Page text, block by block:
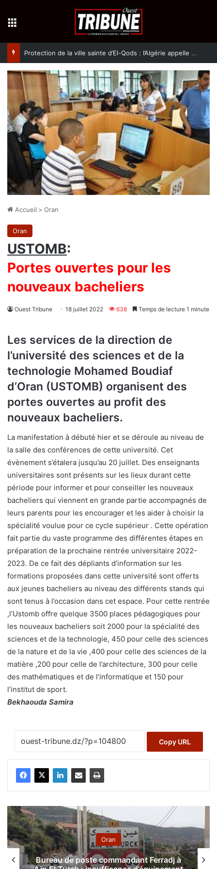
Protection de la ville sainte d’El-Qods : l’Algérie appelle à une action collective
Accueil > Oran
Oran
USTOMB:
Portes ouvertes pour les
nouveaux bacheliers
Ouest Tribune 18 juillet 2022 638 Temps de lecture 1 minute
Les services de la direction de
l’université des sciences et de la
technologie Mohamed Boudiaf
d’Oran (USTOMB) organisent des
portes ouvertes au profit des
nouveaux bacheliers.
La manifestation à débuté hier et se déroule au niveau de
la salle des conférences de cette université. Cet
évènement s’étalera jusqu’au 20 juillet. Des enseignants
universitaires sont présents sur les lieux durant cette
période pour informer et pour conseiller les nouveaux
bacheliers qui viennent en grande partie accompagnés de
leurs parents pour les encourager et les aider à choisir la
spécialité voulue pour ce cycle supérieur . Cette opération
fait partie du vaste programme des différentes étapes en
préparation de la prochaine rentrée universitaire 2022-
2023. De ce fait des dépliants d’information sur les
formations proposées dans cette université sont offerts
aux jeunes bacheliers au niveau des différents stands qui
sont tenus à l’occasion dans cet espace. Pour cette rentrée
,l’Ustomb offre quelque 3500 places pédagogiques pour
les nouveaux bacheliers soit 2000 pour la spécialité des
sciences et de la technologie, 450 pour celle des sciences
de la nature et de la vie ,400 pour celle des sciences de la
matière ,200 pour celle de l’architecture, 300 pour celle
des mathématiques et de l’informatique et 150 pour
l’institut de sport.
Bekhaouda Samira
Copy URL
Oran
Bureau de poste commandant Ferradj à